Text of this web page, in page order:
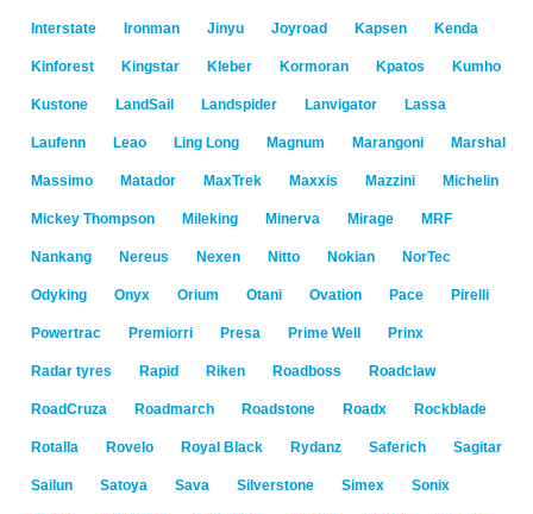
Interstate Ironman Jinyu Joyroad Kapsen Kenda
Kinforest Kingstar Kleber Kormoran Kpatos Kumho
Kustone LandSail Landspider Lanvigator Lassa
Laufenn Leao Ling Long Magnum Marangoni Marshal
Massimo Matador MaxTrek Maxxis Mazzini Michelin
Mickey Thompson Mileking Minerva Mirage MRF
Nankang Nereus Nexen Nitto Nokian NorTec
Odyking Onyx Orium Otani Ovation Pace Pirelli
Powertrac Premiorri Presa Prime Well Prinx
Radar tyres Rapid Riken Roadboss Roadclaw
RoadCruza Roadmarch Roadstone Roadx Rockblade
Rotalla Rovelo Royal Black Rydanz Saferich Sagitar
Sailun Satoya Sava Silverstone Simex Sonix